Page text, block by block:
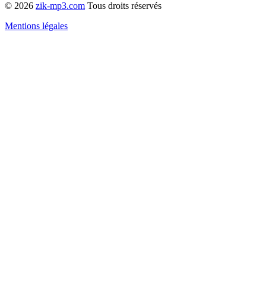
© 2026 zik-mp3.com Tous droits réservés
Mentions légales